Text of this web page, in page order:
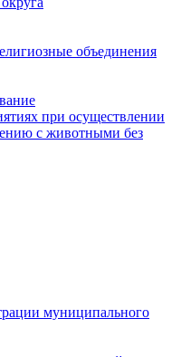
объединения
при осуществлении
с животными без
муниципального